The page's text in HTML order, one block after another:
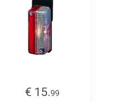
€ 15.99